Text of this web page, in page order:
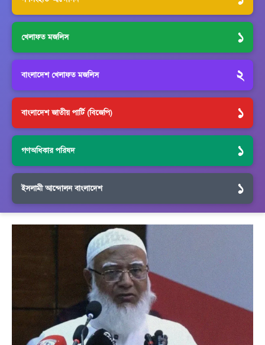
খেলাফত মজলিস ১
বাংলাদেশ খেলাফত মজলিস ২
বাংলাদেশ জাতীয় পার্টি (বিজেপি) ১
গণঅধিকার পরিষদ ১
ইসলামী আন্দোলন বাংলাদেশ ১